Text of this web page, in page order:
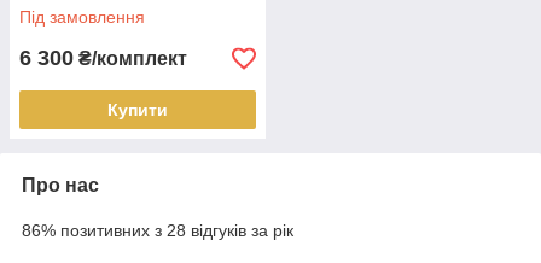
Під замовлення
6 300 ₴/комплект
Купити
Про нас
86% позитивних з 28 відгуків за рік